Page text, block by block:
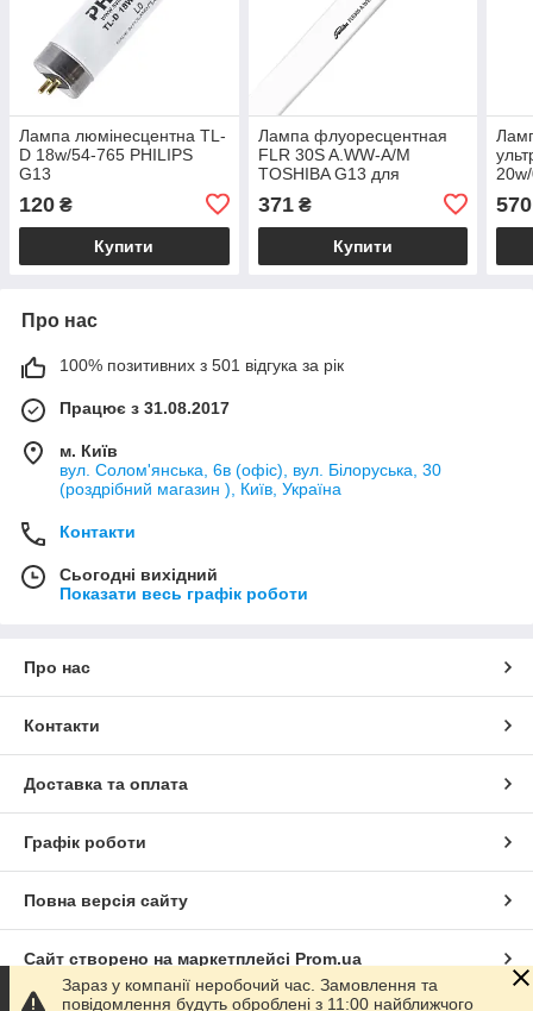
Лампа люмінесцентна TL-
D 18w/54-765 PHILIPS
G13
120 ₴
Купити
Лампа флуоресцентная
FLR 30S A.WW-A/M
TOSHIBA G13 для
371₴
Купити
570
Про нас
100% позитивних з 501 відгука за рік
Працює з 31.08.2017
м. Київ
вул. Солом'янська, 6в (офіс), вул. Білоруська, 30
(роздрібний магазин ), Київ, Україна
Контакти
Сьогодні вихідний
Показати весь графік роботи
Про нас
Контакти
Доставка та оплата
Графік роботи
Повна версія сайту
Сайт створено на маркетплейсі Prom.ua
Зараз у компанії неробочий час. Замовлення та
повідомлення будуть оброблені з 11:00 найближчого